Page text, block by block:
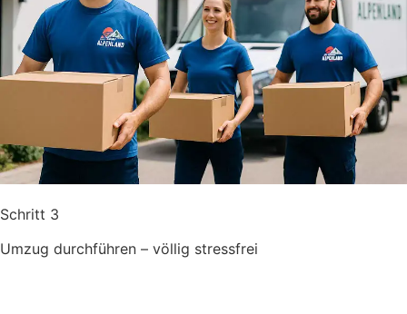
Schritt 3
Umzug durchführen – völlig stressfrei